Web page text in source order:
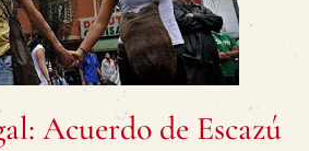
Acuerdo de Escazú